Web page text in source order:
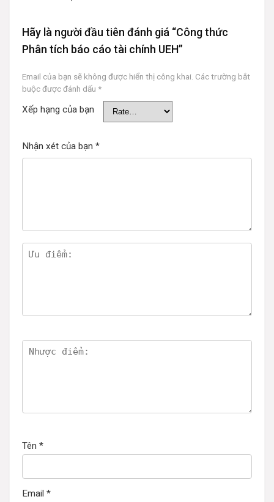
Hãy là người đầu tiên đánh giá “Công thức
Phân tích báo cáo tài chính UEH”
Email của bạn sẽ không được hiển thị công khai. Các trường bắt
buộc được đánh dấu *
Xếp hạng của bạn
Nhận xét của bạn *
Tên *
Email *